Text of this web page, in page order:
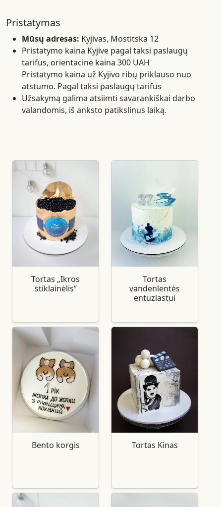
Pristatymas
Mūsų adresas: Kyjivas, Mostitska 12
Pristatymo kaina Kyjive pagal taksi paslaugų
tarifus, orientacinė kaina 300 UAH
Pristatymo kaina už Kyjivo ribų priklauso nuo
atstumo. Pagal taksi paslaugų tarifus
Užsakymą galima atsiimti savarankiškai darbo
valandomis, iš anksto patikslinus laiką.
Tortas „Ikros
stiklainėlis“
Tortas
vandenlentės
entuziastui
Bento korgis Tortas Kinas